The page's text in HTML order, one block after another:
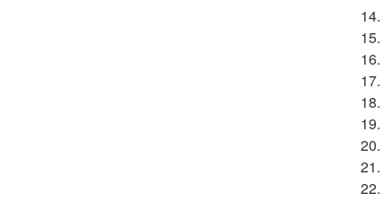
14.
15.
16.
17.
18.
19.
20.
21.
22.